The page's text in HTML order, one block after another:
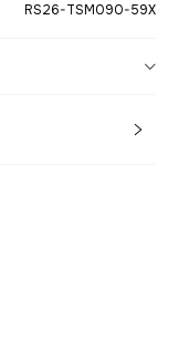
RS26-TSM090-59X